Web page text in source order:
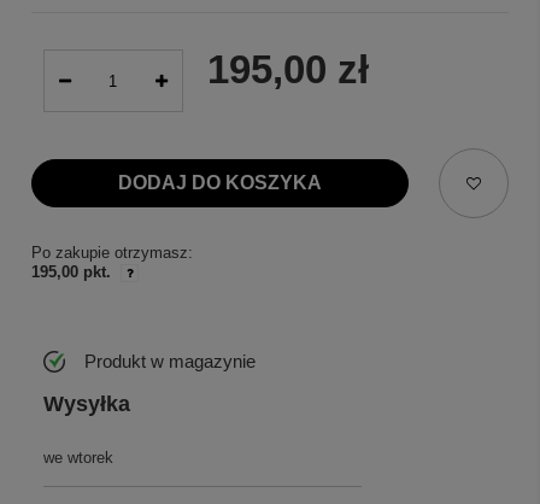
195,00 zł
DODAJ DO KOSZYKA
Po zakupie otrzymasz:
195,00 pkt.
Produkt w magazynie
Wysyłka
we wtorek